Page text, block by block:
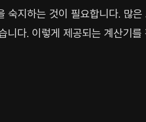
숙지하는 것이 필요합니다. 많
다. 이렇게 제공되는 계산기